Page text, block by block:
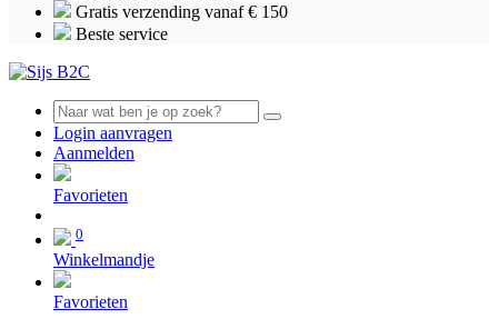
Gratis verzending vanaf € 150
Beste service
Login aanvragen
Aanmelden
Favorieten
0
Winkelmandje
Favorieten